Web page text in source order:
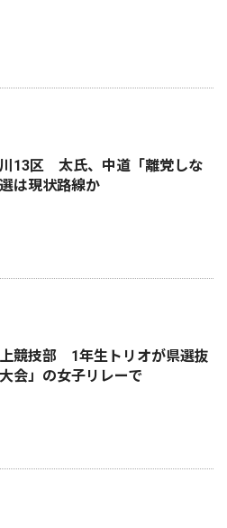
13区 太氏、中道「離党しな
は現状路線か
競技部 1年生トリオが県選抜
会」の女子リレーで